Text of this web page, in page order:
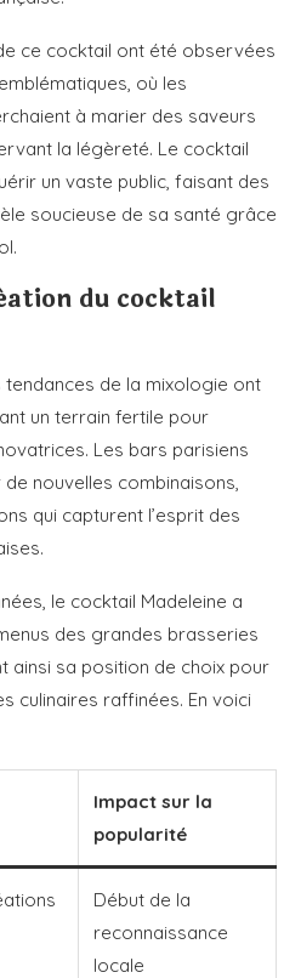
ce cocktail ont été observées
où les
à marier des saveurs
la légèreté. Le cocktail
un vaste public, faisant des
soucieuse de sa santé grâce
du cocktail
tendances de la mixologie ont
un terrain fertile pour
Les bars parisiens
nouvelles combinaisons,
qui capturent l’esprit des
le cocktail Madeleine a
des grandes brasseries
ainsi sa position de choix pour
culinaires raffinées. En voici
Impact sur la
popularité
Début de la
reconnaissance
locale